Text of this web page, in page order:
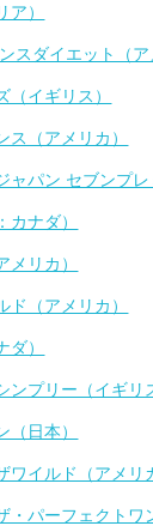
ア）
スダイエット（ア
（イギリス）
ス（アメリカ）
ャパン セブンプレ
カナダ）
メリカ）
ド（アメリカ）
ダ）
ンプリー（イギリ
（日本）
ワイルド（アメリ
・パーフェクトワ